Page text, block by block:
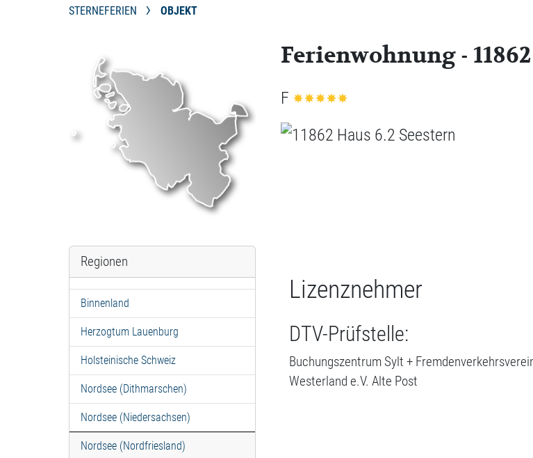
STERNEFERIEN OBJEKT
Regionen
Binnenland
Herzogtum Lauenburg
Holsteinische Schweiz
Nordsee (Dithmarschen)
Nordsee (Niedersachsen)
Nordsee (Nordfriesland)
Ferienwohnung -
F
Lizenznehmer
DTV-Prüfstelle:
Buchungszentrum Sylt +
Westerland e.V. Alte Post